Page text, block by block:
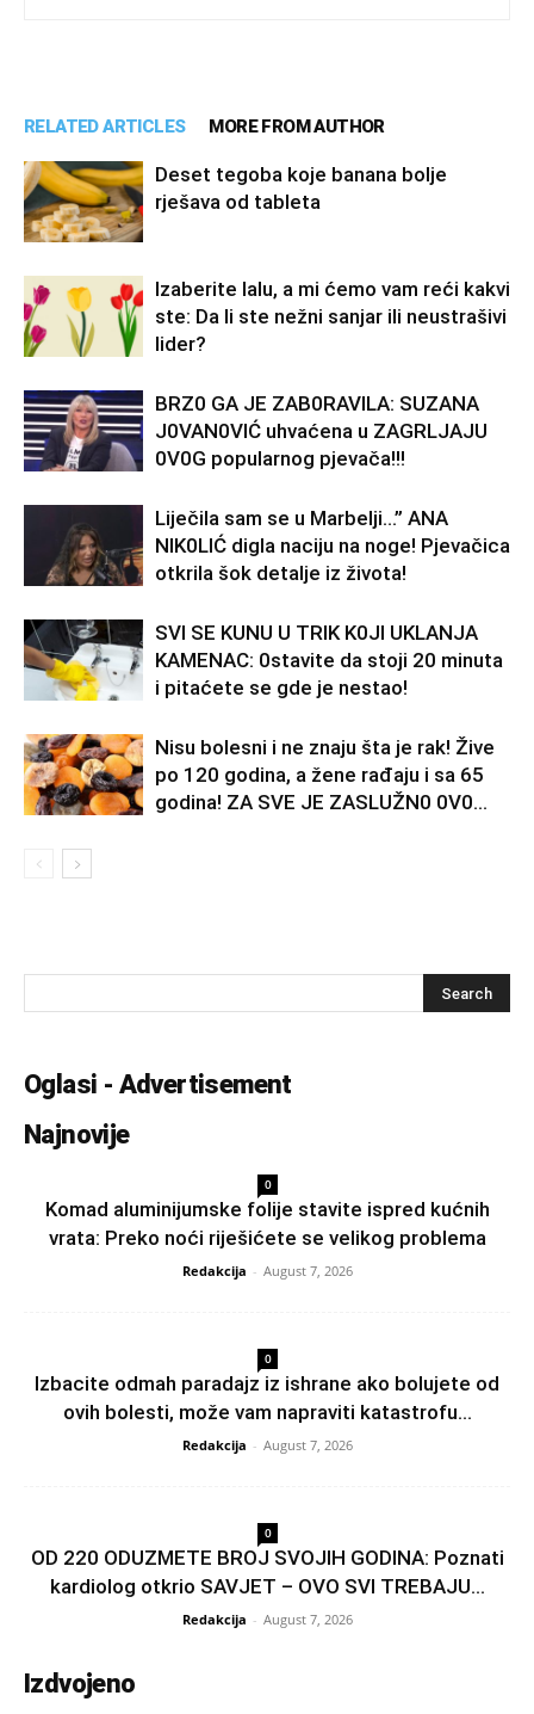
RELATED ARTICLES MORE FROM AUTHOR
Deset tegoba koje banana bolje
rješava od tableta
Izaberite lalu, a mi ćemo vam reći kakvi
ste: Da li ste nežni sanjar ili neustrašivi
lider?
BRZ0 GA JE ZAB0RAVlLA: SUZANA
J0VAN0VIĆ uhvaćena u ZAGRLJAJU
0V0G popularnog pjevača!!!
Liječila sam se u Marbelji…” ANA
NlK0LlĆ digla naciju na noge! Pjevačica
otkrila šok detalje iz života!
SVl SE KUNU U TRlK K0Jl UKLANJA
KAMENAC: 0stavite da stoji 20 minuta
i pitaćete se gde je nestao!
Nisu bolesni i ne znaju šta je rak! Žive
po 120 godina, a žene rađaju i sa 65
godina! ZA SVE JE ZASLUŽN0 0V0...
Oglasi - Advertisement
Najnovije
0
Komad aluminijumske folije stavite ispred kućnih
vrata: Preko noći riješićete se velikog problema
Redakcija - August 7, 2026
0
Izbacite odmah paradajz iz ishrane ako bolujete od
ovih bolesti, može vam napraviti katastrofu...
Redakcija - August 7, 2026
0
OD 220 ODUZMETE BROJ SVOJIH GODINA: Poznati
kardiolog otkrio SAVJET – OVO SVI TREBAJU...
Redakcija - August 7, 2026
Izdvojeno